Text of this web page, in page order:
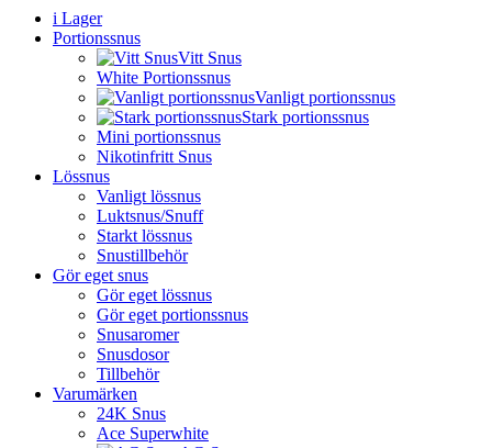
i Lager
Portionssnus
Vitt Snus
White Portionssnus
Vanligt portionssnus
Stark portionssnus
Mini portionssnus
Nikotinfritt Snus
Lössnus
Vanligt lössnus
Luktsnus/Snuff
Starkt lössnus
Snustillbehör
Gör eget snus
Gör eget lössnus
Gör eget portionssnus
Snusaromer
Snusdosor
Tillbehör
Varumärken
24K Snus
Ace Superwhite